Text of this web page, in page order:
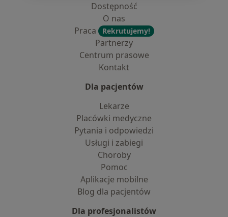
Dostępność
O nas
Praca
Rekrutujemy!
Partnerzy
Centrum prasowe
Kontakt
Dla pacjentów
Lekarze
Placówki medyczne
Pytania i odpowiedzi
Usługi i zabiegi
Choroby
Pomoc
Aplikacje mobilne
Blog dla pacjentów
Dla profesjonalistów